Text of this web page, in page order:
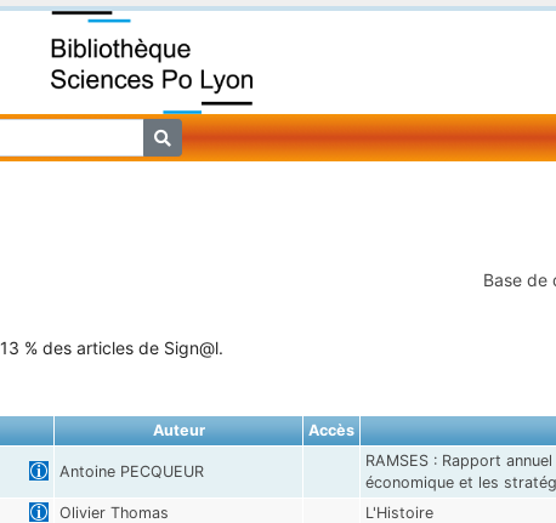
Base de
% des articles de Sign@l.
Auteur Accès
Antoine PECQUEUR
RAMSES : Rapport
économique et les
Olivier Thomas L'Histoire